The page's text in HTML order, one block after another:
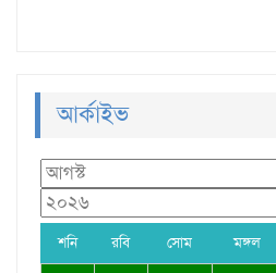
আর্কাইভ
শনি রবি সোম মঙ্গল